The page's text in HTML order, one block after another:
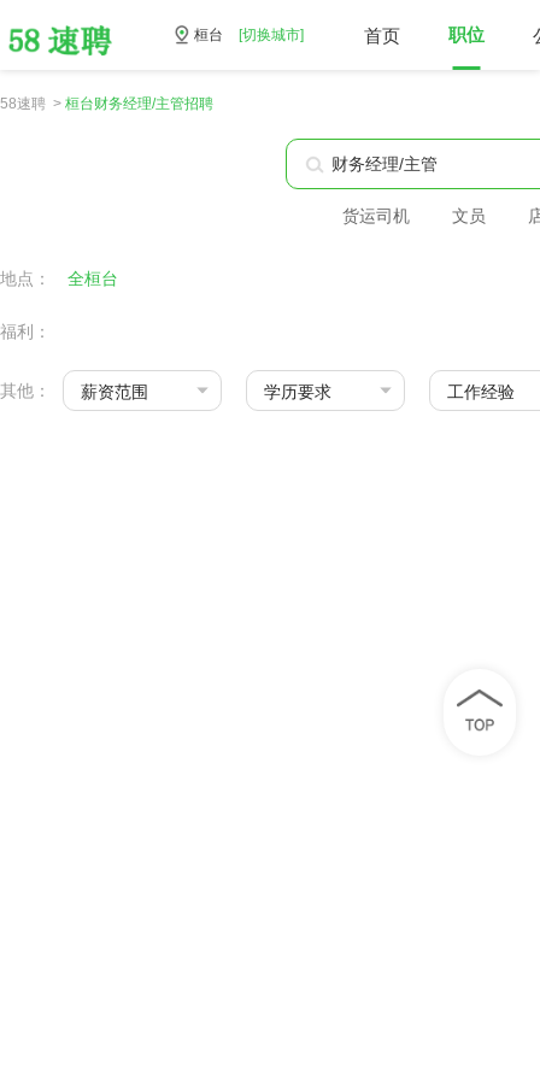
桓台 [切换城市] 首页 职位
58速聘 > 桓台财务经理/主管招聘
货运司机 文员
地点： 全桓台
福利：
其他： 薪资范围 学历要求 工作经验